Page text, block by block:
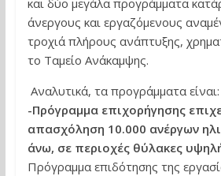
και δύο μεγάλα προγράμματα
άνεργους και εργαζόμενους
τροχιά πλήρους ανάπτυξης,
το Ταμείο Ανάκαμψης.
Αναλυτικά, τα προγράμματα είναι:
-Πρόγραμμα επιχορήγησης
απασχόληση 10.000 ανέργων
άνω, σε περιοχές θύλακες
Πρόγραμμα επιδότησης της